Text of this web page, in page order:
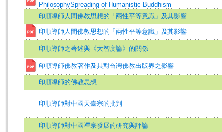
PhilosophySpreading of Humanistic Buddhism
印順導師人間佛教思想的「兩性平等意識」及其影響
印順導師人間佛教思想的「兩性平等意識」及其影響
印順導師之著述與《大智度論》的關係
印順導師佛教著作及其對台灣佛教出版界之影響
印順導師的佛教思想
印順導師對中國天臺宗的批判
印順導師對中國禪宗發展的研究與評論